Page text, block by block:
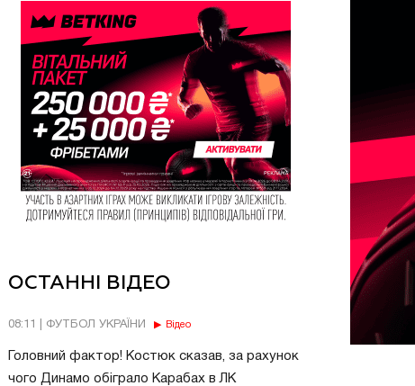
ОСТАННІ ВІДЕО
08:11 | ФУТБОЛ УКРАЇНИ Відео
Головний фактор! Костюк сказав, за рахунок
чого Динамо обіграло Карабах в ЛК